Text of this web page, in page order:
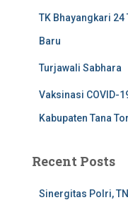
TK Bhayangkari
Baru
Turjawali Sabhara
Vaksinasi COVID-
Kabupaten Tana
Recent Posts
Sinergitas Polri,